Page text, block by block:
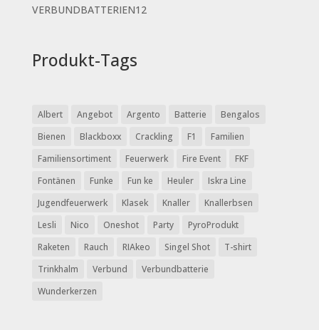
Produkte
VERBUNDBATTERIEN1212
Produkt-Tags
Albert Angebot Argento Batterie
Bengalos
Bienen
Blackboxx Crackling F1
Familien
Familiensortiment
Feuerwerk Fire Event
FKF
Fontänen
Funke Fun ke Heuler
Iskra Line
Jugendfeuerwerk
Klasek Knaller
Knallerbsen
Lesli
Nico Oneshot Party
PyroProdukt
Raketen
Rauch RIAkeo Singel Shot
T-shirt
Trinkhalm
Verbund
Verbundbatterie
Wunderkerzen